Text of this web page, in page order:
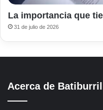
La importancia que
31 de julio de 2026
Acerca de